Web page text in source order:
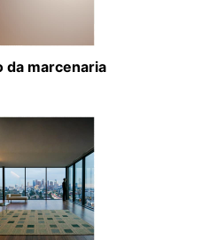
da marcenaria